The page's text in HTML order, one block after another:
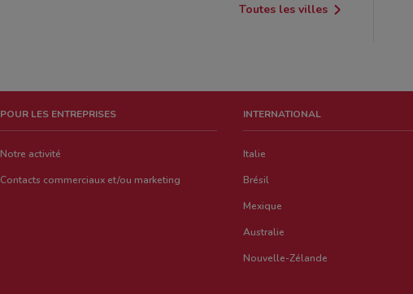
Toutes les villes
POUR LES ENTREPRISES
Notre activité
Contacts commerciaux et/ou marketing
INTERNATIONAL
Italie
Brésil
Mexique
Australie
Nouvelle-Zélande